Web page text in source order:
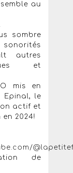
au
sombre
autres
et
mis en
Epinal, le
actif et
2024!
de